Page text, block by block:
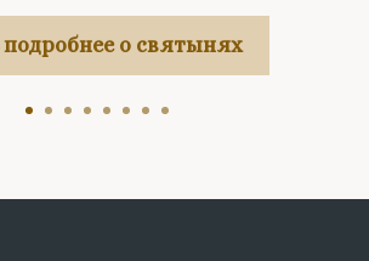
подробнее о святынях